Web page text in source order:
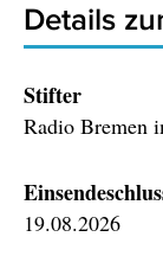
Details
Stifter
Radio Bremen
19.08.2026